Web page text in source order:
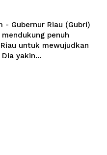
- Gubernur Riau (Gubri)
penuh
untuk mewujudkan
yakin...